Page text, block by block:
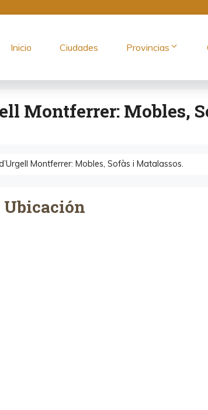
Inicio Ciudades Provincias
Montferrer: Mobles,
Montferrer: Mobles, Sofàs i Matalassos.
Ubicación